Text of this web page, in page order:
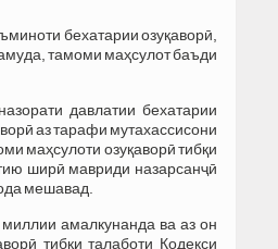
бехатарии озуқаворӣ,
тамоми маҳсулот баъди
давлатии бехатарии
аз тарафи мутахассисони
маҳсулоти озуқаворӣ тибқи
ширӣ мавриди назарсанҷӣ
мешавад.
миллии амалкунанда ва аз он
тибқи талаботи Кодекси